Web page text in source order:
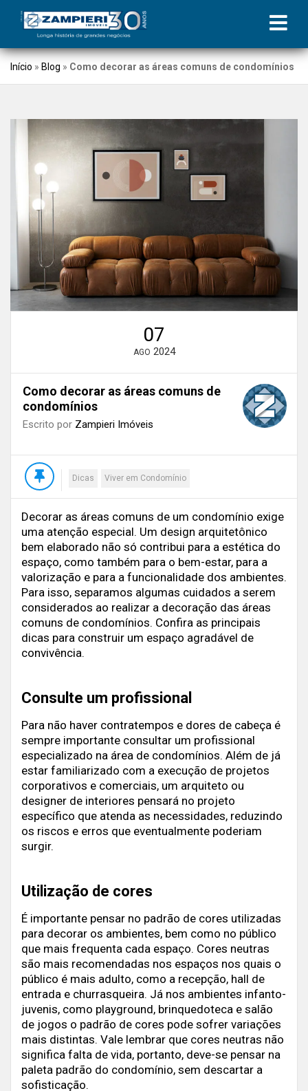
Início » Blog » Como decorar as áreas comuns de condomínios
07
AGO 2024
Como decorar as áreas comuns de
condomínios
Escrito por Zampieri Imóveis
Dicas Viver em Condomínio
Decorar as áreas comuns de um condomínio exige
uma atenção especial. Um design arquitetônico
bem elaborado não só contribui para a estética do
espaço, como também para o bem-estar, para a
valorização e para a funcionalidade dos ambientes.
Para isso, separamos algumas cuidados a serem
considerados ao realizar a decoração das áreas
comuns de condomínios. Confira as principais
dicas para construir um espaço agradável de
convivência.
Consulte um profissional
Para não haver contratempos e dores de cabeça é
sempre importante consultar um profissional
especializado na área de condomínios. Além de já
estar familiarizado com a execução de projetos
corporativos e comerciais, um arquiteto ou
designer de interiores pensará no projeto
específico que atenda as necessidades, reduzindo
os riscos e erros que eventualmente poderiam
surgir.
Utilização de cores
É importante pensar no padrão de cores utilizadas
para decorar os ambientes, bem como no público
que mais frequenta cada espaço. Cores neutras
são mais recomendadas nos espaços nos quais o
público é mais adulto, como a recepção, hall de
entrada e churrasqueira. Já nos ambientes infanto-
juvenis, como playground, brinquedoteca e salão
de jogos o padrão de cores pode sofrer variações
mais distintas. Vale lembrar que cores neutras não
significa falta de vida, portanto, deve-se pensar na
paleta padrão do condomínio, sem descartar a
sofisticação.